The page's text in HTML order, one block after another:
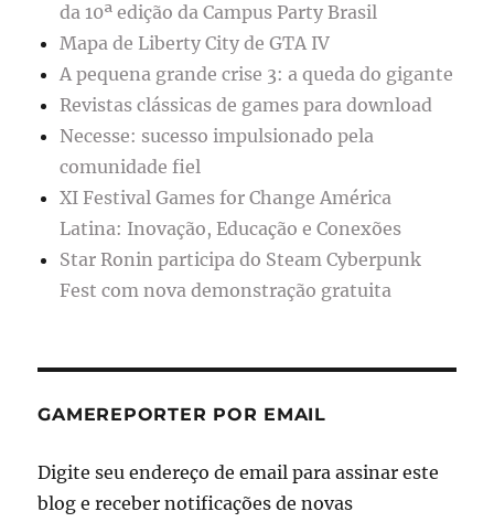
da 10ª edição da Campus Party Brasil
Mapa de Liberty City de GTA IV
A pequena grande crise 3: a queda do gigante
Revistas clássicas de games para download
Necesse: sucesso impulsionado pela
comunidade fiel
XI Festival Games for Change América
Latina: Inovação, Educação e Conexões
Star Ronin participa do Steam Cyberpunk
Fest com nova demonstração gratuita
GAMEREPORTER POR EMAIL
Digite seu endereço de email para assinar este
blog e receber notificações de novas